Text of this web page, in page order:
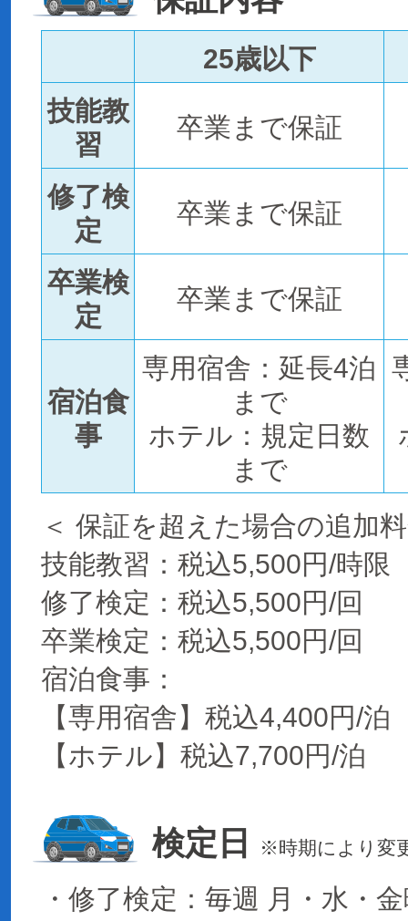
25歳以下
技能教
習
卒業まで保証
修了検
定
卒業まで保証
卒業検
定
卒業まで保証
宿泊食
事
専用宿舎：延長4泊
まで
ホテル：規定日数
まで
＜ 保証を超えた場合の追加
技能教習：税込5,500円/時限
修了検定：税込5,500円/回
卒業検定：税込5,500円/回
宿泊食事：
【専用宿舎】税込4,400円/泊
【ホテル】税込7,700円/泊
検定日 ※時期により変
・修了検定：毎週 月・水・